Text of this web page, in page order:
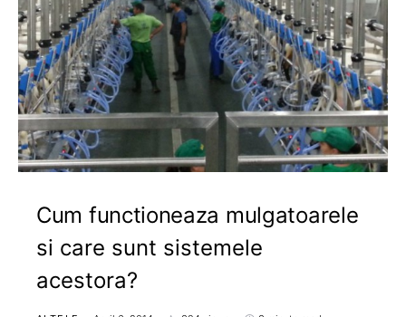
Cum functioneaza mulgatoarele
si care sunt sistemele
acestora?